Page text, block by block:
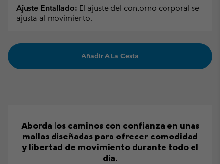
Ajuste Entallado: El ajuste del contorno corporal se
ajusta al movimiento.
Añadir A La Cesta
Aborda los caminos con confianza en unas
mallas diseñadas para ofrecer comodidad
y libertad de movimiento durante todo el
día.